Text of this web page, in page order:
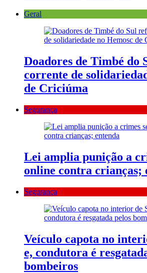
Geral
Doadores de Timbé do
corrente de
de Criciúma
Segurança
Lei amplia punição a
online contra crianças;
Segurança
Veículo capota no
e, condutora é
bombeiros